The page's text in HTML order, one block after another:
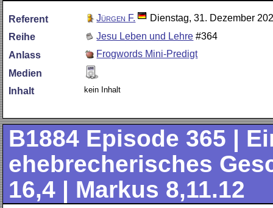
Referent Jürgen F.
Dienstag, 31. Dezember
Reihe
Jesu Leben und Lehre #364
Anlass
Frogwords Mini-Predigt
Medien
Inhalt
kein Inhalt
B1884 Episode 365 |
ehebrecherisches
16,4 | Markus 8,11.12